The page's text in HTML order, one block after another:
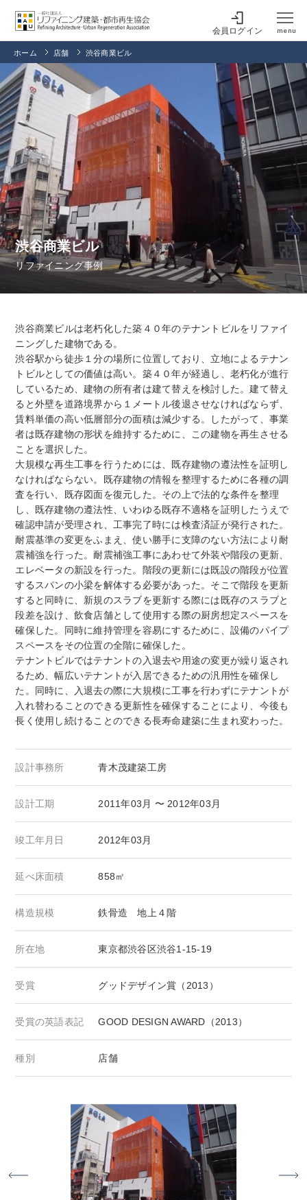
会員ログイン menu
ホーム 店舗 渋谷商業ビル
渋谷商業ビル
リファイニング事例
渋谷商業ビルは老朽化した築４０年のテナントビルをリファイ
ニングした建物である。
渋谷駅から徒歩１分の場所に位置しており、立地によるテナン
トビルとしての価値は高い。築４０年が経過し、老朽化が進行
しているため、建物の所有者は建て替えを検討した。建て替え
ると外壁を道路境界から１メートル後退させなければならず、
賃料単価の高い低層部分の面積は減少する。したがって、事業
者は既存建物の形状を維持するために、この建物を再生させる
ことを選択した。
大規模な再生工事を行うためには、既存建物の遵法性を証明し
なければならない。既存建物の情報を整理するために各種の調
査を行い、既存図面を復元した。その上で法的な条件を整理
し、既存建物の遵法性、いわゆる既存不適格を証明したうえで
確認申請が受理され、工事完了時には検査済証が発行された。
耐震基準の変更をふまえ、使い勝手に支障のない方法により耐
震補強を行った。耐震補強工事にあわせて外装や階段の更新、
エレベータの新設を行った。階段の更新には既設の階段が位置
するスパンの小梁を解体する必要があった。そこで階段を更新
すると同時に、新規のスラブを更新する際には既存のスラブと
段差を設け、飲食店舗として使用する際の厨房想定スペースを
確保した。同時に維持管理を容易にするために、設備のパイプ
スペースをその位置の全階に確保した。
テナントビルではテナントの入退去や用途の変更が繰り返され
るため、幅広いテナントが入居できるための汎用性を確保し
た。同時に、入退去の際に大規模に工事を行わずにテナントが
入れ替わることのできる更新性を確保することにより、今後も
長く使用し続けることのできる長寿命建築に生まれ変わった。
設計事務所 青木茂建築工房
設計工期 2011年03月 〜 2012年03月
竣工年月日 2012年03月
延べ床面積 858㎡
構造規模 鉄骨造 地上４階
所在地 東京都渋谷区渋谷1-15-19
受賞 グッドデザイン賞（2013）
受賞の英語表記 GOOD DESIGN AWARD（2013）
種別 店舗